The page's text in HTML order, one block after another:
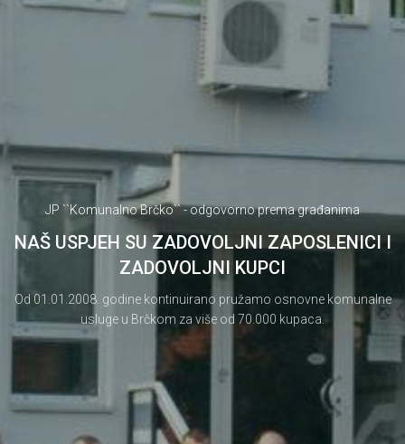
JP ``Komunalno Brčko`` - odgovorno prema građanima
NAŠ USPJEH SU ZADOVOLJNI ZAPOSLENICI I
ZADOVOLJNI KUPCI
Od 01.01.2008. godine kontinuirano pružamo osnovne komunalne
usluge u Brčkom za više od 70.000 kupaca.